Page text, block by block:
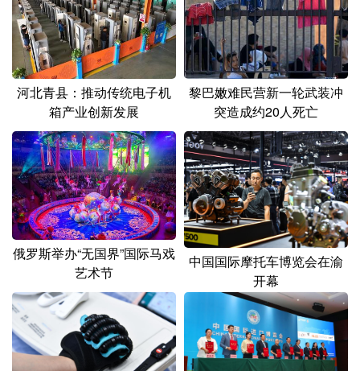
河北青县：推动传统电子机
箱产业创新发展
黎巴嫩难民营新一轮武装冲
突造成约20人死亡
俄罗斯举办“无国界”国际马戏
艺术节
中国国际摩托车博览会在渝
开幕